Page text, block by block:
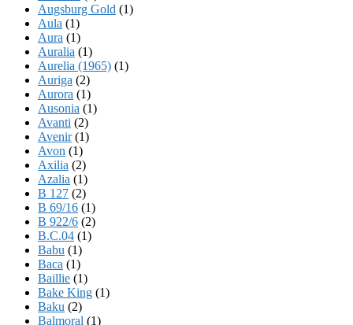
Augsburg Gold (1)
Aula (1)
Aura (1)
Auralia (1)
Aurelia (1965) (1)
Auriga (2)
Aurora (1)
Ausonia (1)
Avanti (2)
Avenir(1)
Avon (1)
Axilia (2)
Azalia (1)
B 127 (2)
B 69/16 (1)
B 922/6 (2)
B.C.04 (1)
Babu (1)
Baca (1)
Baillie (1)
Bake King (1)
Baku (2)
Balmoral (1)